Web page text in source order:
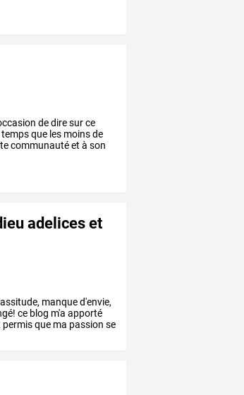
dediresurce
tempsque les moinsde
communautéet à son
adelices et
lassitude, manqued'envie,
ce blog m'a apporté
permisque ma passion se